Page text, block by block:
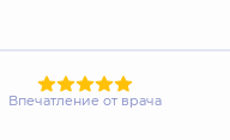
Впечатление от врача